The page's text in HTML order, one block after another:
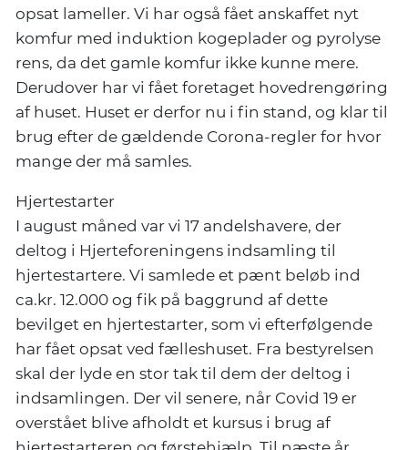
opsat lameller. Vi har også fået anskaffet nyt
komfur med induktion kogeplader og pyrolyse
rens, da det gamle komfur ikke kunne mere.
Derudover har vi fået foretaget hovedrengøring
af huset. Huset er derfor nu i fin stand, og klar til
brug efter de gældende Corona-regler for hvor
mange der må samles.
Hjertestarter
I august måned var vi 17 andelshavere, der
deltog i Hjerteforeningens indsamling til
hjertestartere. Vi samlede et pænt beløb ind
ca.kr. 12.000 og fik på baggrund af dette
bevilget en hjertestarter, som vi efterfølgende
har fået opsat ved fælleshuset. Fra bestyrelsen
skal der lyde en stor tak til dem der deltog i
indsamlingen. Der vil senere, når Covid 19 er
overstået blive afholdt et kursus i brug af